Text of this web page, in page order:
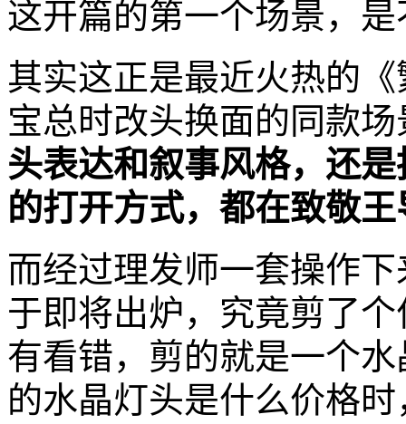
这开篇的第一个场景，
其实这正是最近火热的
宝总时改头换面的同款场
头表达和叙事风格，还
的打开方式，都在致敬
而经过理发师一套操作
于即将出炉，究竟剪了
有看错，剪的就是一个
的水晶灯头是什么价格